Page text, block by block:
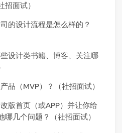
面试）
的设计流程是怎么样的？
设计类书籍、博客、关注哪
品（MVP）？（社招面试）
版首页（或APP）并让你给
几个问题？（社招面试）